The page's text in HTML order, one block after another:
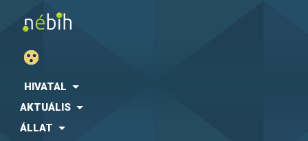
HIVATAL
AKTUÁLIS
ÁLLAT